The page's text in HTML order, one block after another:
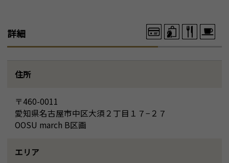
詳細
住所
〒460-0011
愛知県名古屋市中区大須２丁目１７−２７
OOSU march B区画
エリア